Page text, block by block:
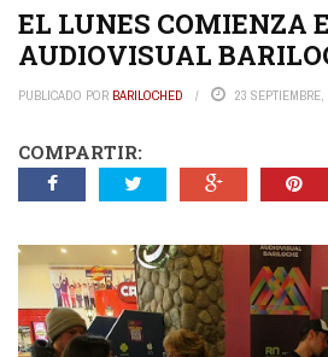
EL LUNES COMIENZA
AUDIOVISUAL
PUBLICADO POR BARILOCHED 23 SEPTIEMBRE,
COMPARTIR: